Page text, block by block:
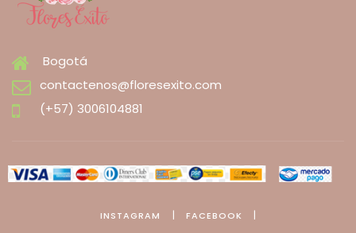
Bogotá
contactenos@floresexito.com
(+57) 3006104881
INSTAGRAM | FACEBOOK
|